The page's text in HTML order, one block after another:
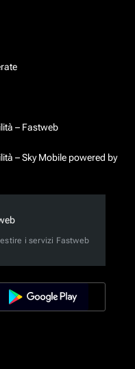
– Fastweb
– Sky Mobile powered by
i servizi Fastweb